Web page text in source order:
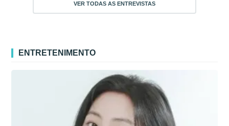
VER TODAS AS ENTREVISTAS
ENTRETENIMENTO